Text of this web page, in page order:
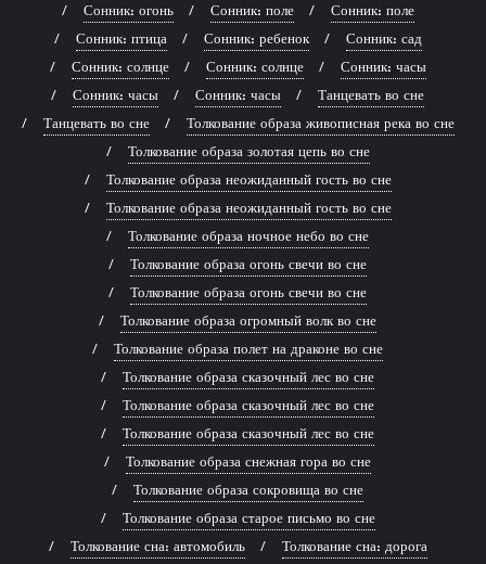
Сонник: огонь
Сонник: поле
Сонник: поле
Сонник: птица
Сонник: ребенок
Сонник: сад
Сонник: солнце
Сонник: солнце
Сонник: часы
Сонник: часы
Сонник: часы
Танцевать во сне
Танцевать во сне
Толкование образа живописная река во сне
Толкование образа золотая цепь во сне
Толкование образа неожиданный гость во сне
Толкование образа неожиданный гость во сне
Толкование образа ночное небо во сне
Толкование образа огонь свечи во сне
Толкование образа огонь свечи во сне
Толкование образа огромный волк во сне
Толкование образа полет на драконе во сне
Толкование образа сказочный лес во сне
Толкование образа сказочный лес во сне
Толкование образа сказочный лес во сне
Толкование образа снежная гора во сне
Толкование образа сокровища во сне
Толкование образа старое письмо во сне
Толкование сна: автомобиль
Толкование сна: дорога